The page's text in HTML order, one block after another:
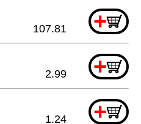
+
107.81
+
2.99
+
1.24